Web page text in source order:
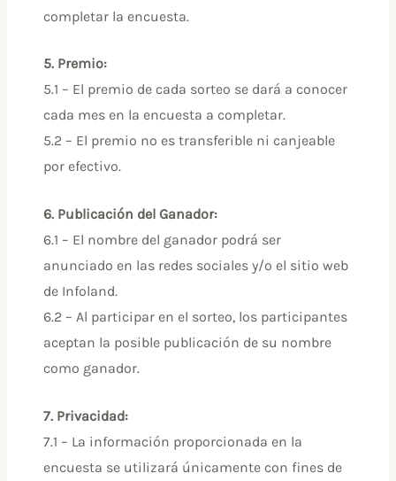
completar la encuesta.
5. Premio:
5.1 – El premio de cada sorteo se dará a conocer
cada mes en la encuesta a completar.
5.2 – El premio no es transferible ni canjeable
por efectivo.
6. Publicación del Ganador:
6.1 – El nombre del ganador podrá ser
anunciado en las redes sociales y/o el sitio web
de Infoland.
6.2 – Al participar en el sorteo, los participantes
aceptan la posible publicación de su nombre
como ganador.
7. Privacidad:
7.1 – La información proporcionada en la
encuesta se utilizará únicamente con fines de